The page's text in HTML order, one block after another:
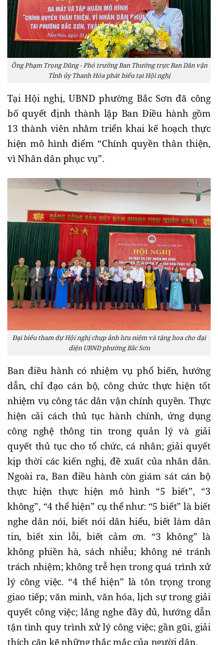
Ông Phạm Trọng Dũng - Phó trưởng Ban Thường trực Ban Dân vận
Tỉnh ủy Thanh Hóa phát biểu tại Hội nghị
Tại Hội nghị, UBND phường Bắc Sơn đã công
bố quyết định thành lập Ban Điều hành gồm
13 thành viên nhằm triển khai kế hoạch thực
hiện mô hình điểm “Chính quyền thân thiện,
vì Nhân dân phục vụ”.
Đại biểu tham dự Hội nghị chụp ảnh lưu niệm và tặng hoa cho đại
diện UBND phường Bắc Sơn
Ban điều hành có nhiệm vụ phổ biến, hướng
dẫn, chỉ đạo cán bộ, công chức thực hiện tốt
nhiệm vụ công tác dân vận chính quyền. Thực
hiện cải cách thủ tục hành chính, ứng dụng
công nghệ thông tin trong quản lý và giải
quyết thủ tục cho tổ chức, cá nhân; giải quyết
kịp thời các kiến nghị, đề xuất của nhân dân.
Ngoài ra, Ban điều hành còn giám sát cán bộ
thực hiện thực hiện mô hình “5 biết”, “3
không”, “4 thể hiện” cụ thể như: “5 biết” là biết
nghe dân nói, biết nói dân hiểu, biết làm dân
tin, biết xin lỗi, biết cảm ơn. “3 không” là
không phiền hà, sách nhiễu; không né tránh
trách nhiệm; không trễ hẹn trong quá trình xử
lý công việc. “4 thể hiện” là tôn trọng trong
giao tiếp; văn minh, văn hóa, lịch sự trong giải
quyết công việc; lắng nghe đầy đủ, hướng dẫn
tận tình quy trình xử lý công việc; gần gũi, giải
thích cặn kẽ những thắc mắc của người dân.